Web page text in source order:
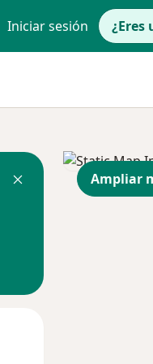
Iniciar sesión ¿Eres
Ampliar